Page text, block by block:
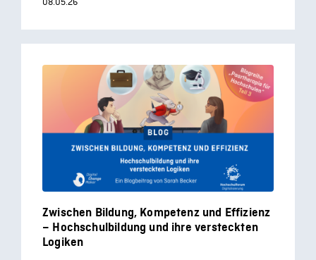
Zwischen Bildung, Kompetenz und Effizienz
– Hochschulbildung und ihre versteckten
Logiken